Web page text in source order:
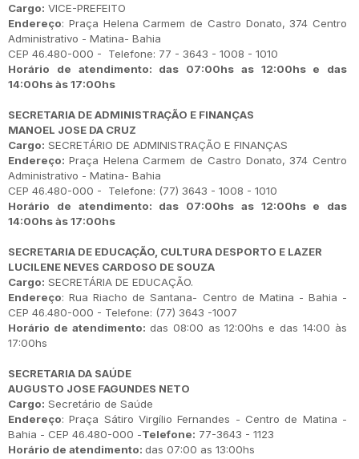
Cargo: VICE-PREFEITO
Endereço: Praça Helena Carmem de Castro Donato, 374 Centro
Administrativo - Matina- Bahia
CEP 46.480-000 - Telefone: 77 - 3643 - 1008 - 1010
Horário de atendimento: das 07:00hs as 12:00hs e das
14:00hs às 17:00hs
SECRETARIA DE ADMINISTRAÇÃO E FINANÇAS
MANOEL JOSE DA CRUZ
Cargo: SECRETÁRIO DE ADMINISTRAÇÃO E FINANÇAS
Endereço: Praça Helena Carmem de Castro Donato, 374 Centro
Administrativo - Matina- Bahia
CEP 46.480-000 - Telefone: (77) 3643 - 1008 - 1010
Horário de atendimento: das 07:00hs as 12:00hs e das
14:00hs às 17:00hs
SECRETARIA DE EDUCAÇÃO, CULTURA DESPORTO E LAZER
LUCILENE NEVES CARDOSO DE SOUZA
Cargo: SECRETÁRIA DE EDUCAÇÃO.
Endereço: Rua Riacho de Santana- Centro de Matina - Bahia -
CEP 46.480-000 - Telefone: (77) 3643 -1007
Horário de atendimento: das 08:00 as 12:00hs e das 14:00 às
17:00hs
SECRETARIA DA SAÚDE
AUGUSTO JOSE FAGUNDES NETO
Cargo: Secretário de Saúde
Endereço: Praça Sátiro Virgílio Fernandes - Centro de Matina -
Bahia - CEP 46.480-000 -Telefone: 77-3643 - 1123
Horário de atendimento: das 07:00 as 13:00hs